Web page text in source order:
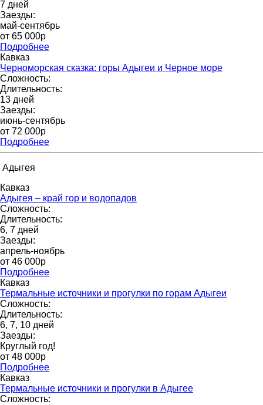
7 дней
Заезды:
май-сентябрь
от 65 000p
Подробнее
Кавказ
Черноморская сказка: горы Адыгеи и Черное море
Сложность:
Длительность:
13 дней
Заезды:
июнь-сентябрь
от 72 000p
Подробнее
Адыгея
Кавказ
Адыгея – край гор и водопадов
Сложность:
Длительность:
6, 7 дней
Заезды:
апрель-ноябрь
от 46 000p
Подробнее
Кавказ
Термальные источники и прогулки по горам Адыгеи
Сложность:
Длительность:
6, 7, 10 дней
Заезды:
Круглый год!
от 48 000p
Подробнее
Кавказ
Термальные источники и прогулки в Адыгее
Сложность: